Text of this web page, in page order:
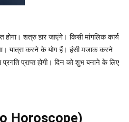
होगा। शत्रु हार जाएंगे। किसी मांगलिक कार्य
यात्रा करने के योग हैं। हंसी मजाक करने
प्राप्त होगी। दिन को शुभ बनाने के लिए
Horoscope)